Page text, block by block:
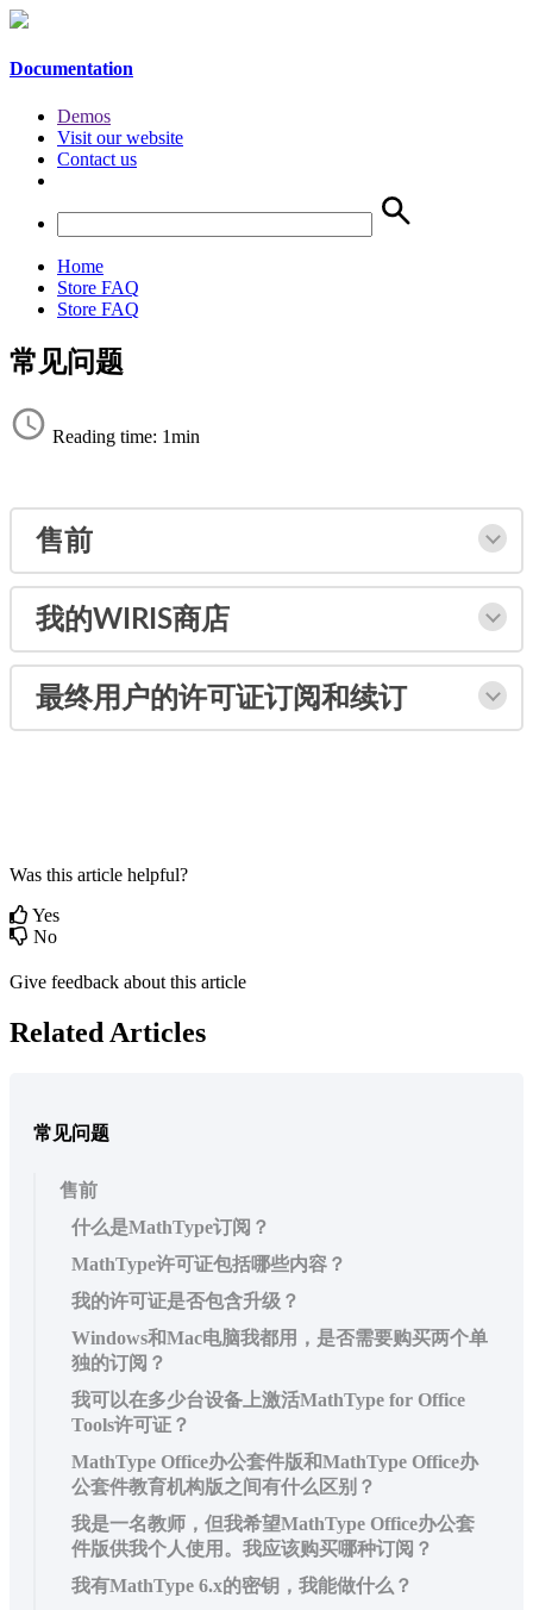
Documentation
Demos
Visit our website
Contact us
Home
Store FAQ
Store FAQ
常见问题
Reading time: 1min
售前
我的WIRIS商店
最终用 户的许可 证订阅和续订
Was this article helpful?
Yes
No
Give feedback about this article
Related Articles
常见问题
售前
什么是MathType订阅？
MathType许可证包括哪些内容？
我的许可证是否包含升级？
Windows和Mac电脑我都用，是否需要购买两个单
独的订阅？
我可以在多少台设备上激活MathType for Office
Tools许可证？
MathType Office办公套件版和MathType Office办
公套件教育机构版之间有什么区别？
我是一名教师，但我希望MathType Office办公套
件版供我个人使用。我应该购买哪种订阅？
我有MathType 6.x的密钥，我能做什么？